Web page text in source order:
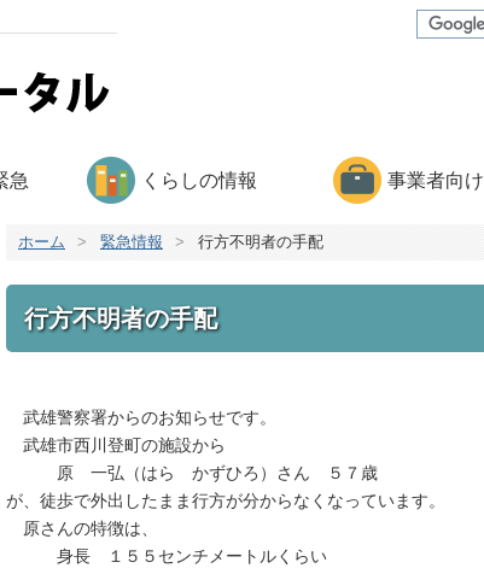
急 くらしの情報 事業者向け
ホーム > 緊急情報 > 行方不明者の手配
行方不明者の手配
武雄警察署からのお知らせです。
武雄市西川登町の施設から
原 一弘（はら かずひろ）さん ５７歳
が、徒歩で外出したまま行方が分からなくなっています。
原さんの特徴は、
身長 １５５センチメートルくらい